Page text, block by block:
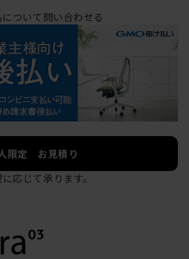
ついて問い合わせる
限定 お見積り
応じて承ります。